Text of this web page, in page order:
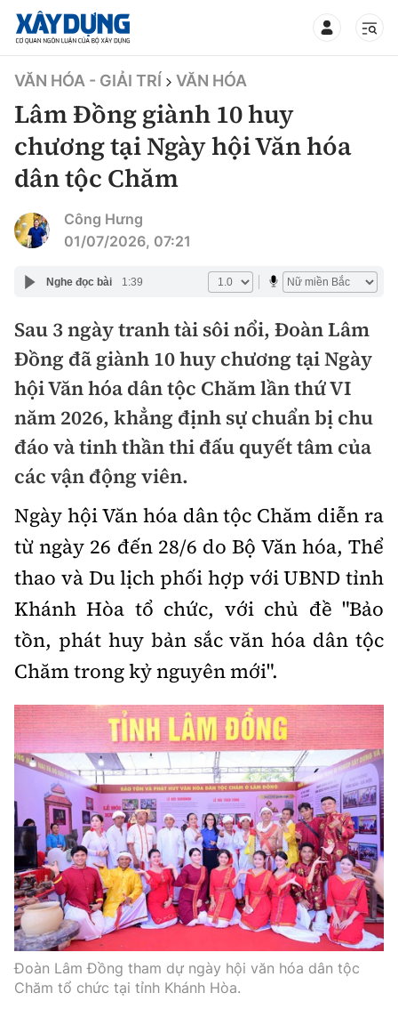
TIN BỘ XÂY DỰNG
CHUYÊN MỤC
Mới nhất
Thời sự
Chính trị
Xã hội
Chuyện dọc đường
Cải chính
Xây dựng
Chỉ đạo điều hành
Quy hoạch kiến trúc
Vật liệu xây dựng
Giám định chất lượng
Quản lý đô thị
Giao thông
Quản lý
Đường bộ
Hàng không
Đường sắt
Đăng kiểm
Đường sắt tốc độ cao
Hàng hải
Đường sắt đô thị
Nhà thầu
Mời thầu - Đấu thầu
Thi viết về GTVT
Kinh tế
Thị trường
Tài chính
Chứng khoán
Bảo hiểm
Doanh nghiệp
Pháp luật
Thanh tra
An ninh hình sự
Điều tra
Pháp đình
Hỏi - Đáp
An toàn giao thông
Giao thông 24h
ATGT địa phương
Văn hóa giao thông
Lái xe an toàn
Chung tay vì ATGT
Gương sáng giao thông
Chất lượng sống
Giáo dục
Y tế
Đời sống
Lao động - Công đoàn
Văn hóa - Giải Trí
Showbiz
Điện ảnh
Âm nhạc
Thể thao
Bóng đá
Bình luận
Hậu trường sao
360 độ thể thao
Công nghệ
Công nghệ mới
Sản phẩm mới
Tư vấn
Thế giới
Thời sự Quốc tế
Hồ sơ tài liệu
Thế giới giao thông
Thế giới xây dựng
Đi ++
Du lịch
Khám phá
Lối sống
Video
Thời sự
Khám phá
VĂN HÓA - GIẢI TRÍ VĂN HÓA
Lâm Đồng giành 10 huy
chương tại Ngày hội Văn hóa
dân tộc Chăm
Công Hưng
01/07/2026, 07:21
Nghe đọc bài 1:39
Sau 3 ngày tranh tài sôi nổi, Đoàn Lâm
Đồng đã giành 10 huy chương tại Ngày
hội Văn hóa dân tộc Chăm lần thứ VI
năm 2026, khẳng định sự chuẩn bị chu
đáo và tinh thần thi đấu quyết tâm của
các vận động viên.
Ngày hội Văn hóa dân tộc Chăm diễn ra
từ ngày 26 đến 28/6 do Bộ Văn hóa, Thể
thao và Du lịch phối hợp với UBND tỉnh
Khánh Hòa tổ chức, với chủ đề "Bảo
tồn, phát huy bản sắc văn hóa dân tộc
Chăm trong kỷ nguyên mới".
Đoàn Lâm Đồng tham dự ngày hội văn hóa dân tộc
Chăm tổ chức tại tỉnh Khánh Hòa.